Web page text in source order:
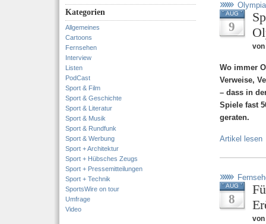
Kategorien
Allgemeines
Cartoons
Fernsehen
Interview
Listen
PodCast
Sport & Film
Sport & Geschichte
Sport & Literatur
Sport & Musik
Sport & Rundfunk
Sport & Werbung
Sport + Architektur
Sport + Hübsches Zeugs
Sport + Pressemitteilungen
Sport + Technik
SportsWire on tour
Umfrage
Video
Olympia
AUG
9
Wo immer
Verweise,
– dass in
Spiele fast
geraten.
Artikel lesen
AUG
8
von